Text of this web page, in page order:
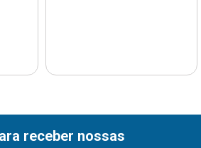
receber nossas